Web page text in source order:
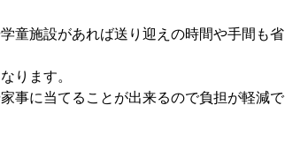
童施設があれば送り迎えの時間や手間も省
ります。
事に当てることが出来るので負担が軽減で